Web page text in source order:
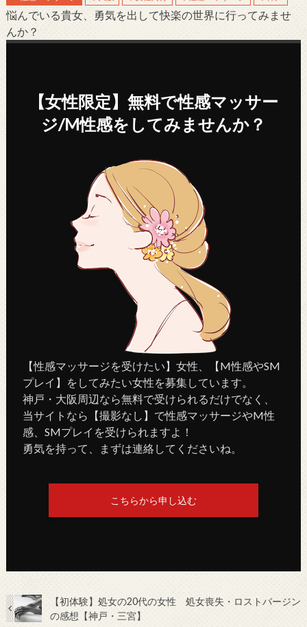
悩んでいる貴女、勇気を出して快楽の世界に行ってみませ
んか？
【女性限定】無料で性感マッサー
ジ/M性感をしてみませんか？
【性感マッサージを受けたい】女性、【M性感やSM
プレイ】をしてみたい女性を募集しています。
神戸・大阪周辺なら無料で受けられるだけでなく、
当サイトなら【撮影なし】で性感マッサージやM性
感、SMプレイを受けられますよ！
勇気を持って、まずは連絡してくださいね。
こちらから申し込む
【初体験】処女の20代の女性 処女喪失・ロストバージン
の感想【神戸・三宮】